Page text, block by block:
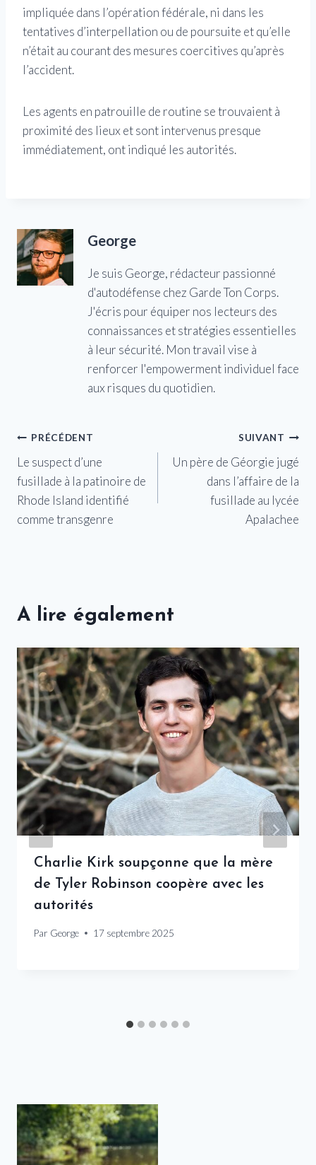
impliquée dans l’opération fédérale, ni dans les
tentatives d’interpellation ou de poursuite et qu’elle
n’était au courant des mesures coercitives qu’après
l’accident.
Les agents en patrouille de routine se trouvaient à
proximité des lieux et sont intervenus presque
immédiatement, ont indiqué les autorités.
George
Je suis George, rédacteur passionné
d'autodéfense chez Garde Ton Corps.
J'écris pour équiper nos lecteurs des
connaissances et stratégies essentielles
à leur sécurité. Mon travail vise à
renforcer l'empowerment individuel face
aux risques du quotidien.
Navigation
de
l’article
PRÉCÉDENT
Le suspect d’une
fusillade à la patinoire de
Rhode Island identifié
comme transgenre
SUIVANT
Un père de Géorgie jugé
dans l’affaire de la
fusillade au lycée
Apalachee
A lire également
Charlie Kirk soupçonne que la mère
de Tyler Robinson coopère avec les
autorités
Par George 17 septembre 2025